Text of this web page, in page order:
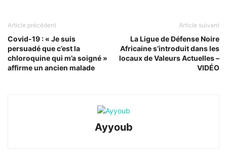
Article précédent
Covid-19 : « Je suis
persuadé que c’est la
chloroquine qui m’a soigné »
affirme un ancien malade
Article suivant
La Ligue de Défense Noire
Africaine s’introduit dans les
locaux de Valeurs Actuelles –
VIDÉO
Ayyoub